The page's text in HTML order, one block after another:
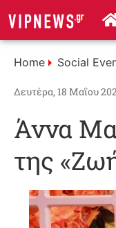
Home Social
Δευτέρα, 18 Μαΐου
Άννα
της